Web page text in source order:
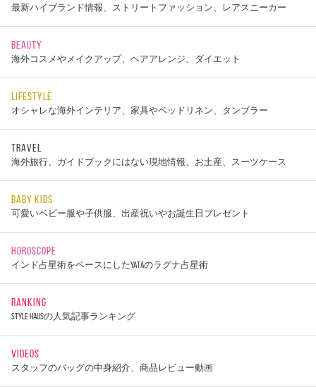
最新ハイブランド情報、ストリートファッション、レアスニーカー
BEAUTY
海外コスメやメイクアップ、ヘアアレンジ、ダイエット
LIFESTYLE
オシャレな海外インテリア、家具やベッドリネン、タンブラー
TRAVEL
海外旅行、ガイドブックにはない現地情報、お土産、スーツケース
BABY KIDS
可愛いベビー服や子供服、出産祝いやお誕生日プレゼント
HOROSCOPE
インド占星術をベースにしたYATAのラグナ占星術
RANKING
STYLE HAUSの人気記事ランキング
VIDEOS
スタッフのバッグの中身紹介、商品レビュー動画